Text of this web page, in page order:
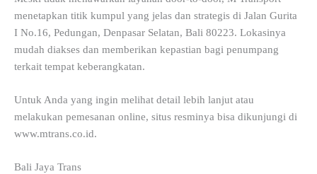
menetapkan titik kumpul yang jelas dan strategis di Jalan Gurita
I No.16, Pedungan, Denpasar Selatan, Bali 80223. Lokasinya
mudah diakses dan memberikan kepastian bagi penumpang
terkait tempat keberangkatan.
Untuk Anda yang ingin melihat detail lebih lanjut atau
melakukan pemesanan online, situs resminya bisa dikunjungi di
www.mtrans.co.id.
Bali Jaya Trans